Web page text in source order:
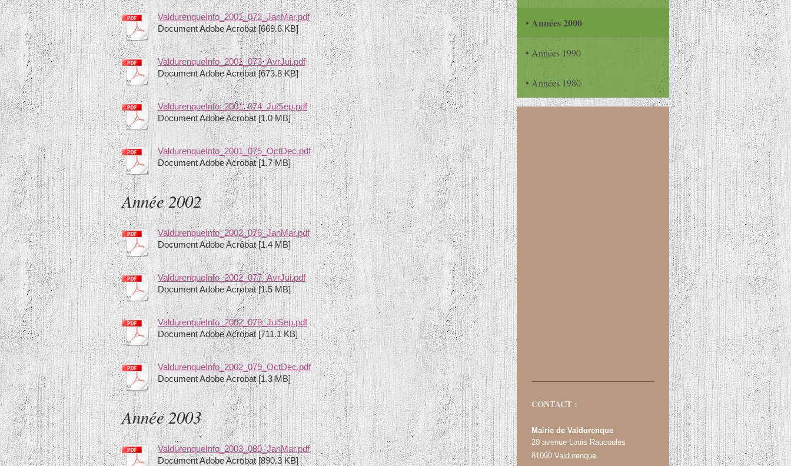
ValdurenqueInfo_2001_072_JanMar.pdf
Document Adobe Acrobat [669.6 KB]
ValdurenqueInfo_2001_073_AvrJui.pdf
Document Adobe Acrobat [673.8 KB]
ValdurenqueInfo_2001_074_JulSep.pdf
Document Adobe Acrobat [1.0 MB]
ValdurenqueInfo_2001_075_OctDec.pdf
Document Adobe Acrobat [1.7 MB]
Année 2002
ValdurenqueInfo_2002_076_JanMar.pdf
Document Adobe Acrobat [1.4 MB]
ValdurenqueInfo_2002_077_AvrJui.pdf
Document Adobe Acrobat [1.5 MB]
ValdurenqueInfo_2002_078_JulSep.pdf
Document Adobe Acrobat [711.1 KB]
ValdurenqueInfo_2002_079_OctDec.pdf
Document Adobe Acrobat [1.3 MB]
Année 2003
ValdurenqueInfo_2003_080_JanMar.pdf
Document Adobe Acrobat [890.3 KB]
Années 2000
Années 1990
Années 1980
CONTACT :
Mairie de Valdurenque
20 avenue Louis Raucoules
81090 Valdurenque